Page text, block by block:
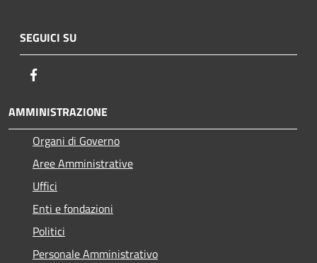
SEGUICI SU
AMMINISTRAZIONE
Organi di Governo
Aree Amministrative
Uffici
Enti e fondazioni
Politici
Personale Amministrativo